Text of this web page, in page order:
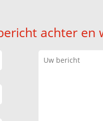
achter